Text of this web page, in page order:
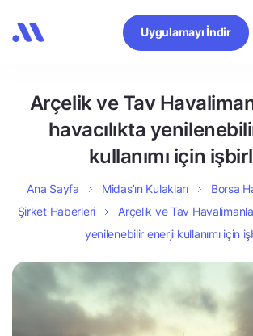
Uygulamayı İndir
Arçelik ve Tav
havacılıkta
kullanımı için
Ana Sayfa Midas’ın Kulakları Borsa
Şirket Haberleri
Arçelik ve Tav
yenilenebilir enerji kullanımı için